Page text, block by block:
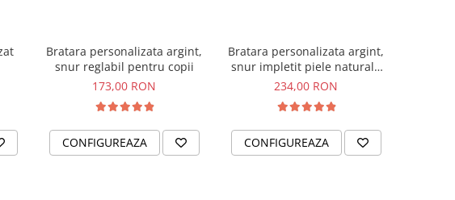
Bratara personalizata argint,
snur reglabil pentru copii
173,00 RON
CONFIGUREAZA
Bratara personalizata argint,
snur impletit piele naturala
We love Dad
234,00 RON
CONFIGUREAZA